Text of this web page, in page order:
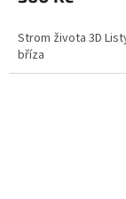
je
z
5
hvězdiček.
Strom života 3D
bříza